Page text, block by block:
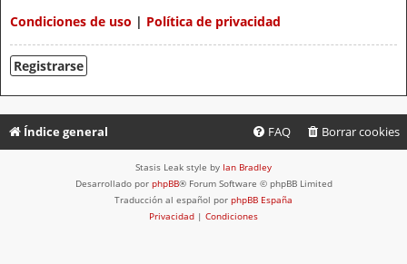
Condiciones de uso | Política de privacidad
Registrarse
Índice general Borrar cookies
FAQ
Stasis Leak style by Ian Bradley
Desarrollado por phpBB® Forum Software © phpBB Limited
Traducción al español por phpBB España
Privacidad | Condiciones